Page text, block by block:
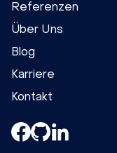
Referenzen
Über Uns
Blog
Karriere
Kontakt